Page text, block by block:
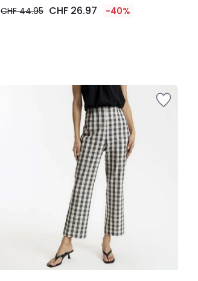
CHF 44.95 CHF 26.97 -40%